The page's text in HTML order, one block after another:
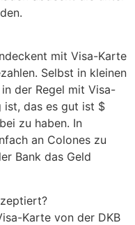
mit Visa-Karte
Selbst in kleinen
der Regel mit Visa-
ist, das es gut ist $
zu haben. In
an Colones zu
Bank das Geld
Karte von der DKB